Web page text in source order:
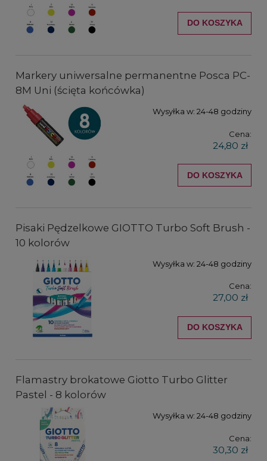
DO KOSZYKA
Markery uniwersalne permanentne Posca PC-
8M Uni (ścięta końcówka)
Wysyłka w: 24-48 godziny
Cena:
24,80 zł
DO KOSZYKA
Pisaki Pędzelkowe GIOTTO Turbo Soft Brush -
10 kolorów
Wysyłka w: 24-48 godziny
Cena:
27,00 zł
DO KOSZYKA
Flamastry brokatowe Giotto Turbo Glitter
Pastel - 8 kolorów
Wysyłka w: 24-48 godziny
Cena:
30,30 zł